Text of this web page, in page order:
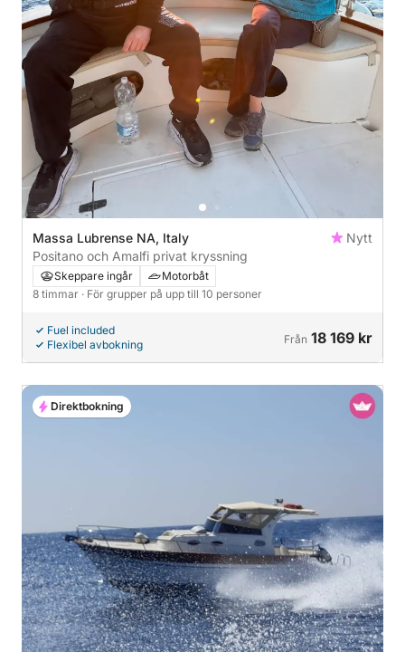
Massa Lubrense NA, Italy
Nytt
Positano och Amalfi privat kryssning
Skeppare ingår
Motorbåt
8 timmar · För grupper på upp till 10 personer
Fuel included
Flexibel avbokning
Från 18 169 kr
Direktbokning